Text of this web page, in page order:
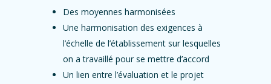
Des moyennes harmonisées
Une harmonisation des exigences à
l’échelle de l’établissement sur lesquelles
on a travaillé pour se mettre d’accord
Un lien entre l’évaluation et le projet